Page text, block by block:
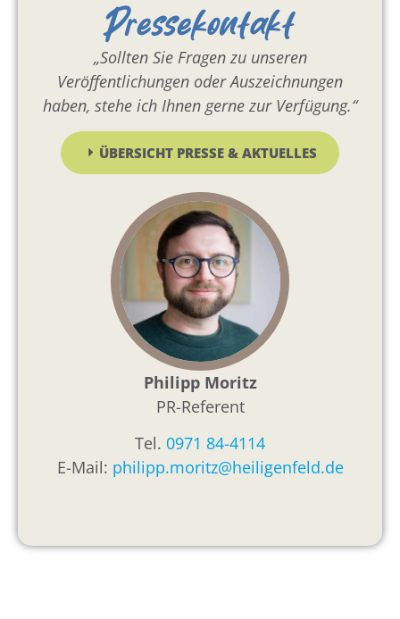
Pressekontakt
„Sollten Sie Fragen zu unseren
Veröffentlichungen oder Auszeichnungen
haben, stehe ich Ihnen gerne zur Verfügung.“
ÜBERSICHT PRESSE & AKTUELLES
Philipp Moritz
PR-Referent
Tel. 0971 84-4114
E-Mail: philipp.moritz@heiligenfeld.de